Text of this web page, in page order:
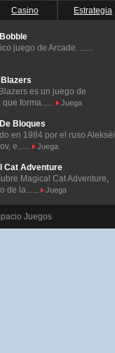
Casino Estrategia
juego de Arcade. ......
es un juego de
que forma......
Juega
Bloques
en 1984 por el ruso Alekséi
e......
Juega
Cat Adventure
Magical Cat Adventure,
de la......
Juega
Juegos